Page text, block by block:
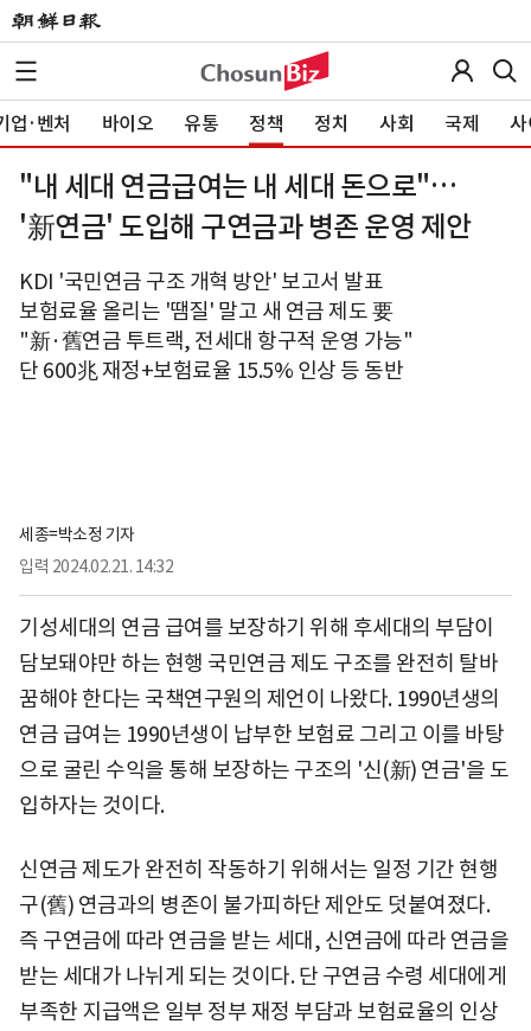
업·벤처 바이오 유통 정책 정치 사회 국제 사
"내 세대 연금급여는 내 세대 돈으로"…
'新연금' 도입해 구연금과 병존 운영 제안
KDI '국민연금 구조 개혁 방안' 보고서 발표
보험료율 올리는 '땜질' 말고 새 연금 제도 要
"新·舊연금 투트랙, 전세대 항구적 운영 가능"
단 600兆 재정+보험료율 15.5% 인상 등 동반
세종=박소정 기자
입력 2024.02.21. 14:32
기성세대의 연금 급여를 보장하기 위해 후세대의 부담이
담보돼야만 하는 현행 국민연금 제도 구조를 완전히 탈바
꿈해야 한다는 국책연구원의 제언이 나왔다. 1990년생의
연금 급여는 1990년생이 납부한 보험료 그리고 이를 바탕
으로 굴린 수익을 통해 보장하는 구조의 '신(新) 연금'을 도
입하자는 것이다.
신연금 제도가 완전히 작동하기 위해서는 일정 기간 현행
구(舊) 연금과의 병존이 불가피하단 제안도 덧붙여졌다.
즉 구연금에 따라 연금을 받는 세대, 신연금에 따라 연금을
받는 세대가 나뉘게 되는 것이다. 단 구연금 수령 세대에게
부족한 지급액은 일부 정부 재정 부담과 보험료율의 인상